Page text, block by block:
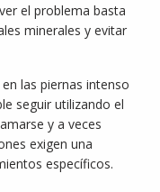
el problema basta
minerales y evitar
las piernas intenso
seguir utilizando el
y a veces
exigen una
específicos.